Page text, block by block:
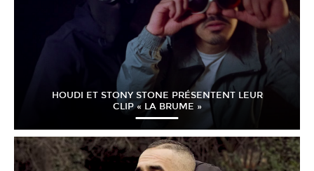
HOUDI ET STONY STONE PRÉSENTENT LEUR
CLIP « LA BRUME »